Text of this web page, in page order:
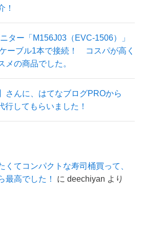
！
ター「M156J03（EVC-1506）」
ーブル1本で接続！ コスパが高く
メの商品でした。
さんに、はてなブログPROから
行してもらいました！
くてコンパクトな寿司桶買って、
最高でした！
に deechiyan より